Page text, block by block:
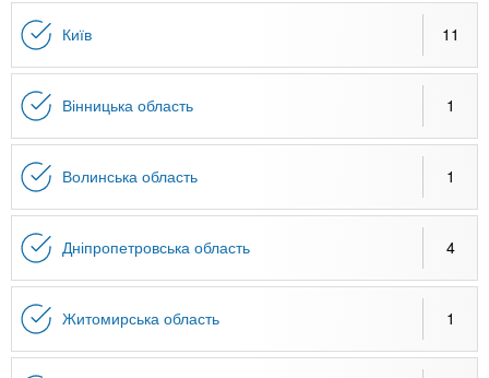
n
t
s
.
i
n
з
к
л
в
Онлайн курси
За кордоном
Київ 11
Вінницька область 1
Волинська область 1
Дніпропетровська область 4
Житомирська область 1